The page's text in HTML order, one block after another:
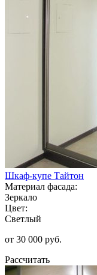
Шкаф-купе Тайтон
Материал фасада:
Зеркало
Цвет:
Светлый
от 30 000 руб.
Рассчитать